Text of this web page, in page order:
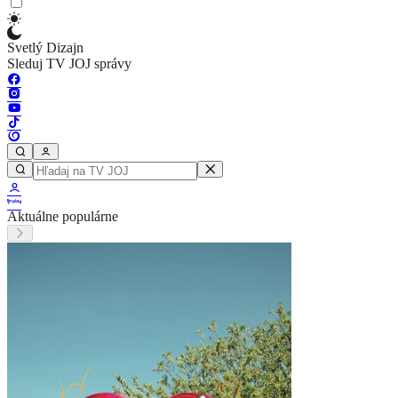
Svetlý Dizajn
Sleduj TV JOJ správy
Aktuálne populárne